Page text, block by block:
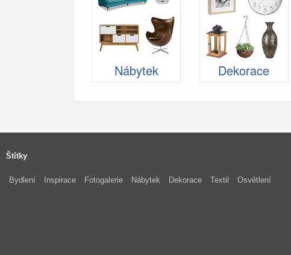
Nábytek Dekorace
Štítky
Bydlení Inspirace Fotogalerie Nábytek Dekorace Textil Osvětlení